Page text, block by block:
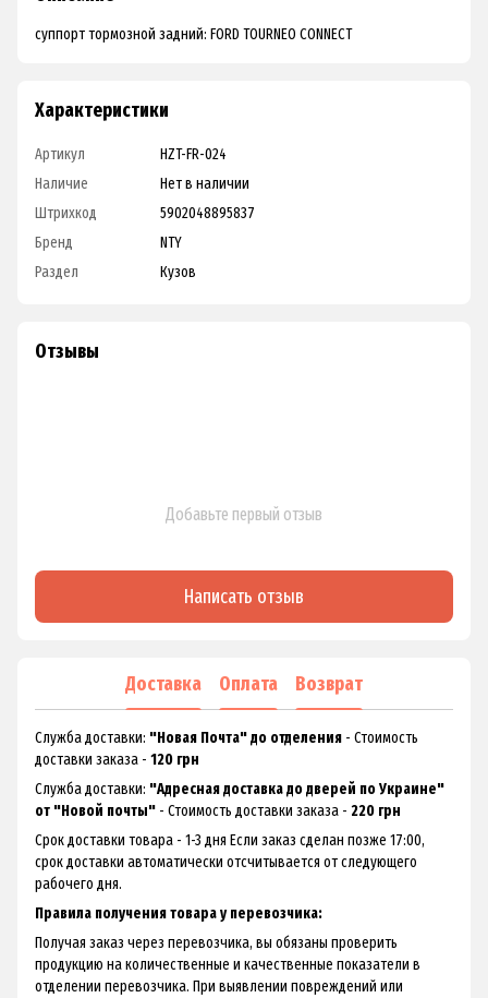
суппорт тормозной задний: FORD TOURNEO CONNECT
Характеристики
Артикул
HZT-FR-024
Наличие
Нет в наличии
Штрихкод
5902048895837
Бренд
NTY
Раздел
Кузов
Отзывы
Добавьте первый отзыв
Написать отзыв
Доставка Оплата Возврат
Служба доставки: "Новая Почта" до отделения - Стоимость
доставки заказа - 120 грн
Служба доставки: "Адресная доставка до дверей по Украине"
от "Новой почты" - Стоимость доставки заказа - 220 грн
Срок доставки товара - 1-3 дня Если заказ сделан позже 17:00,
срок доставки автоматически отсчитывается от следующего
рабочего дня.
Правила получения товара у перевозчика:
Получая заказ через перевозчика, вы обязаны проверить
продукцию на количественные и качественные показатели в
отделении перевозчика. При выявлении повреждений или